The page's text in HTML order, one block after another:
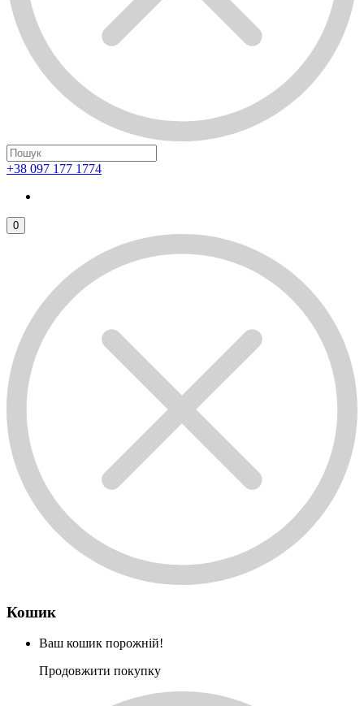
+38 097 177 1774
0
Кошик
Ваш кошик порожній!
Продовжити покупку